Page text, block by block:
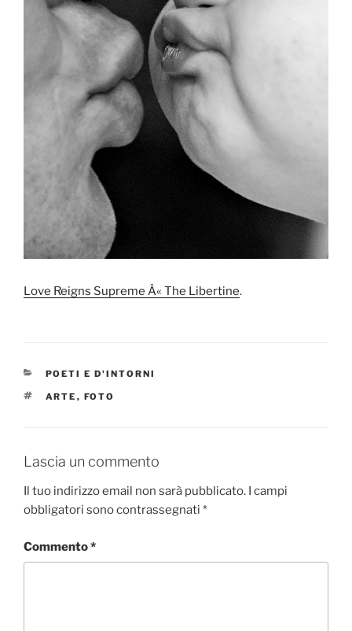
Love Reigns Supreme Â« The Libertine.
CATEGORIE
POETI E D'INTORNI
TAG
ARTE , FOTO
Lascia un commento
Il tuo indirizzo email non sarà pubblicato. I campi
obbligatori sono contrassegnati *
Commento*